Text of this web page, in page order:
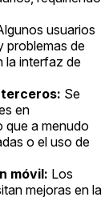
usuarios
problemas de
la interfaz de
Se
en
que a menudo
o el uso de
móvil: Los
mejoras en la